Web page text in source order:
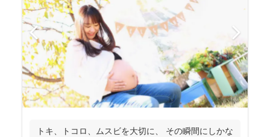
トキ、トコロ、ムスビを大切に、 その瞬間にしかな